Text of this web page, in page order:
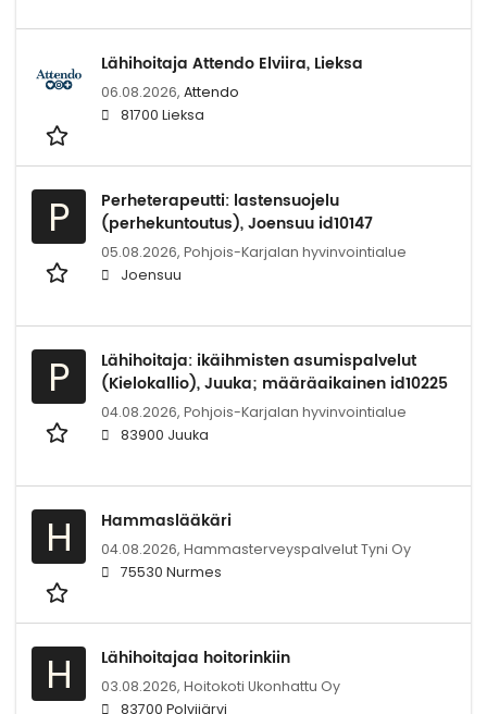
Lähihoitaja Attendo Elviira, Lieksa
06.08.2026, Attendo
81700 Lieksa
P
Perheterapeutti: lastensuojelu
(perhekuntoutus), Joensuu id10147
05.08.2026, Pohjois-Karjalan hyvinvointialue
Joensuu
P
Lähihoitaja: ikäihmisten asumispalvelut
(Kielokallio), Juuka; määräaikainen id10225
04.08.2026, Pohjois-Karjalan hyvinvointialue
83900 Juuka
H Hammaslääkäri
04.08.2026, Hammasterveyspalvelut Tyni Oy
75530 Nurmes
H Lähihoitajaa hoitorinkiin
03.08.2026, Hoitokoti Ukonhattu Oy
83700 Polvijärvi